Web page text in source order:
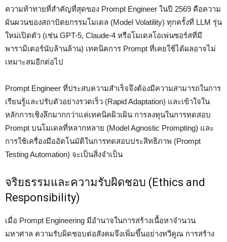
ความท้าทายที่สำคัญที่สุดของ Prompt Engineer ในปี 2569 คือความ
ผันผวนของสถาปัตยกรรมโมเดล (Model Volatility) ทุกครั้งที่ LLM รุ่น
ใหม่เปิดตัว (เช่น GPT-5, Claude-4 หรือโมเดลโอเพ่นซอร์สที่มี
พารามิเตอร์นับล้านล้าน) เทคนิคการ Prompt ที่เคยใช้ได้ผลอาจไม่
เหมาะสมอีกต่อไป
Prompt Engineer ที่ประสบความสำเร็จจึงต้องมีความสามารถในการ
เรียนรู้และปรับตัวอย่างรวดเร็ว (Rapid Adaptation) และเข้าใจใน
หลักการเชิงลึกมากกว่าแค่เทคนิคผิวเผิน การลงทุนในการทดสอบ
Prompt บนโมเดลที่หลากหลาย (Model Agnostic Prompting) และ
การใช้เครื่องมืออัตโนมัติในการทดสอบประสิทธิภาพ (Prompt
Testing Automation) จะเป็นสิ่งจำเป็น
จริยธรรมและความรับผิดชอบ (Ethics and
Responsibility)
เมื่อ Prompt Engineering มีอำนาจในการสร้างเนื้อหาจำนวน
มหาศาล ความรับผิดชอบต่อสังคมจึงเพิ่มขึ้นอย่างทวีคูณ การสร้าง